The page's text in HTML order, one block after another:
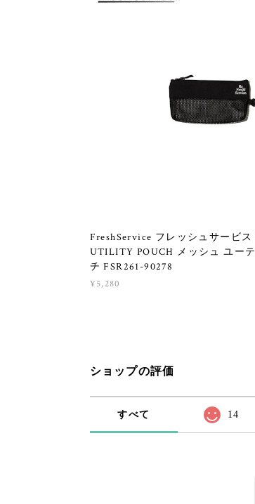
FreshService フレッシュサービス
UTILITY POUCH メッシュ ユー
チ FSR261-90278
¥5,280
ショップの評価
すべて 14